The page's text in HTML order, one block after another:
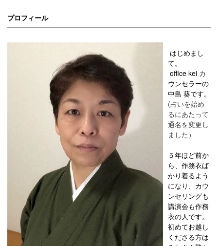
プロフィール
はじめまし
て。
office kei カ
ウンセラーの
中島 葵です。
(占いを始め
るにあたって
通名を変更し
ました）
５年ほど前か
ら、作務衣ば
かり着るよう
になり、カウ
ンセリングも
講演会も作務
衣の人です。
初めてお越し
くださる方は